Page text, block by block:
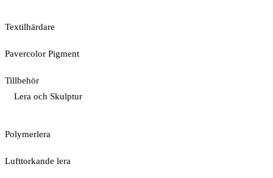
Textilhärdare
Pavercolor Pigment
Tillbehör
Lera och Skulptur
Polymerlera
Lufttorkande lera